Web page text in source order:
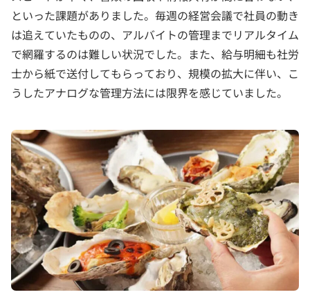
といった課題がありました。毎週の経営会議で社員の動き
は追えていたものの、アルバイトの管理までリアルタイム
で網羅するのは難しい状況でした。また、給与明細も社労
士から紙で送付してもらっており、規模の拡大に伴い、こ
うしたアナログな管理方法には限界を感じていました。